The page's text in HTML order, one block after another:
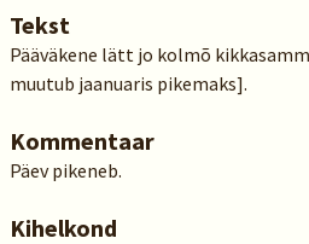
Tekst
Pääväkene lätt jo kolmõ
muutub jaanuaris pikemaks].
Kommentaar
Päev pikeneb.
Kihelkond